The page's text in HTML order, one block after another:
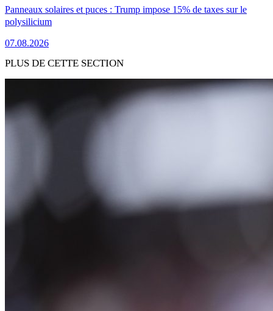
Panneaux solaires et puces : Trump impose 15% de taxes sur le
polysilicium
07.08.2026
PLUS DE CETTE SECTION